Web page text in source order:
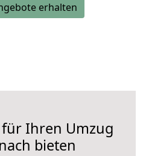
erhalten
Ihren Umzug
bieten